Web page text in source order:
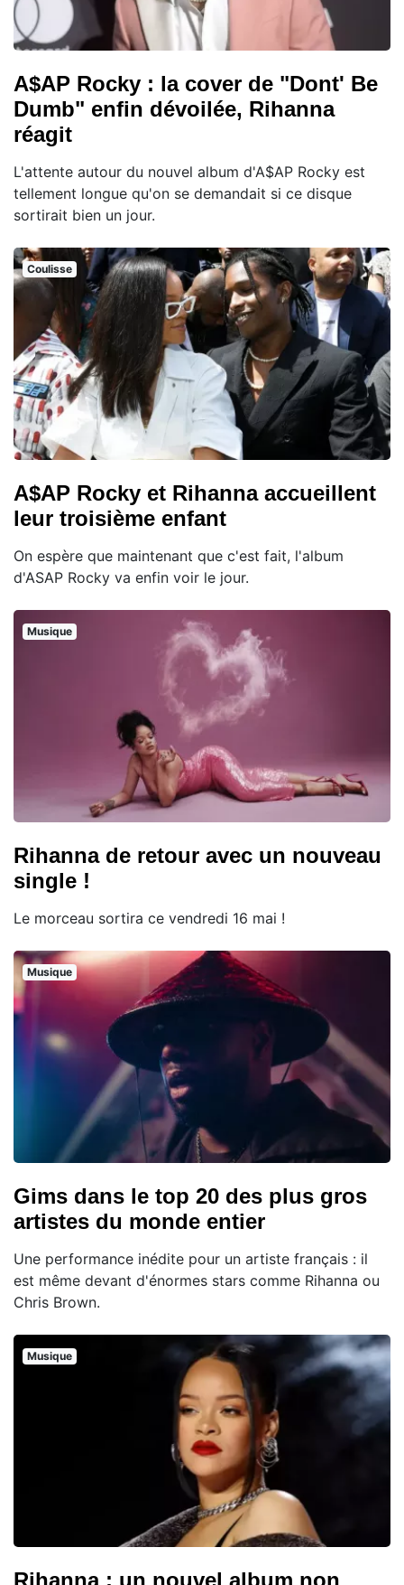
A$AP Rocky : la cover de "Dont' Be
Dumb" enfin dévoilée, Rihanna
réagit
L'attente autour du nouvel album d'A$AP Rocky est
tellement longue qu'on se demandait si ce disque
sortirait bien un jour.
Coulisse
A$AP Rocky et Rihanna accueillent
leur troisième enfant
On espère que maintenant que c'est fait, l'album
d'ASAP Rocky va enfin voir le jour.
Musique
Rihanna de retour avec un nouveau
single !
Le morceau sortira ce vendredi 16 mai !
Musique
Gims dans le top 20 des plus gros
artistes du monde entier
Une performance inédite pour un artiste français : il
est même devant d'énormes stars comme Rihanna ou
Chris Brown.
Musique